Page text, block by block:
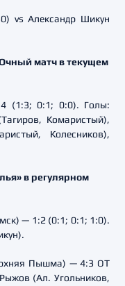
vs Александр Шикун
матч в текущем
(1:3; 0:1; 0:0). Голы:
Комаристый),
Колесников),
в регулярном
— 1:2 (0:1; 0:1; 1:0).
Пышма) — 4:3 ОТ
(Ал. Угольников,